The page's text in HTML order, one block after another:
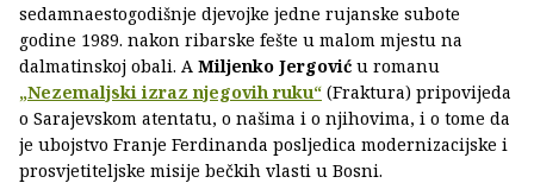
sedamnaestogodišnje djevojke jedne rujanske subote
godine 1989. nakon ribarske fešte u malom mjestu na
dalmatinskoj obali. A Miljenko Jergović u romanu
„Nezemaljski izraz njegovih ruku“ (Fraktura) pripovijeda
o Sarajevskom atentatu, o našima i o njihovima, i o tome da
je ubojstvo Franje Ferdinanda posljedica modernizacijske i
prosvjetiteljske misije bečkih vlasti u Bosni.